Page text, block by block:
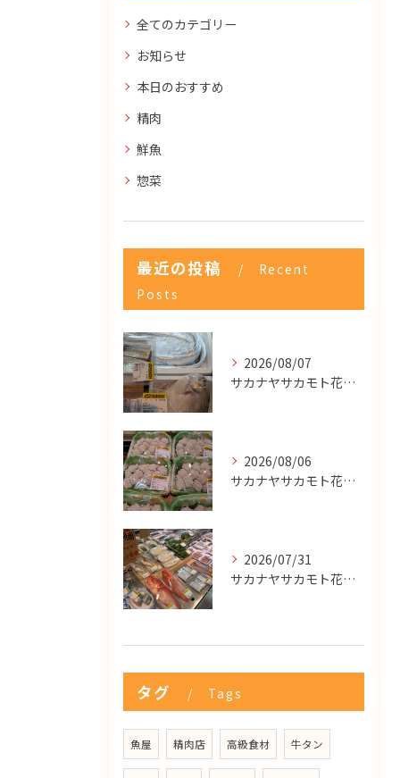
全てのカテゴリー
お知らせ
本日のおすすめ
精肉
鮮魚
惣菜
最近の投稿
Recent
Posts
2026/08/07
サカナヤサカモト花園店
2026/08/06
サカナヤサカモト花園店
2026/07/31
サカナヤサカモト花園店
タグ Tags
魚屋 精肉店 高級食材 牛タン